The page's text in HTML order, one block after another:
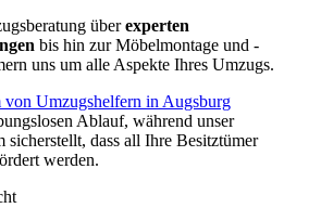
überexperten
bis hin zur Möbelmontage und -
uns um alle Aspekte Ihres Umzugs.
von Umzugshelfern in Augsburg
Ablauf, während unser
sicherstellt, dass all Ihre Besitztümer
werden.